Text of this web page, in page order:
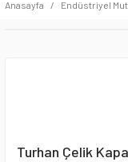
Anasayfa Endüstriyel
Turhan Çelik